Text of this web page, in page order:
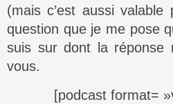
(mais c’est aussi
question que je me pose
suis sur dont la réponse
vous.
[podcast format=